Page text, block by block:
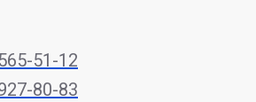
51-12
80-83